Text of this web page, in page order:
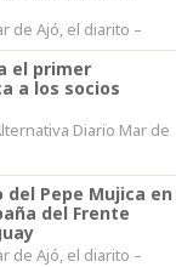
de Ajó, el diarito –
el primer
a los socios
Diario Mar de
Pepe Mujica en
del Frente
de Ajó, el diarito –